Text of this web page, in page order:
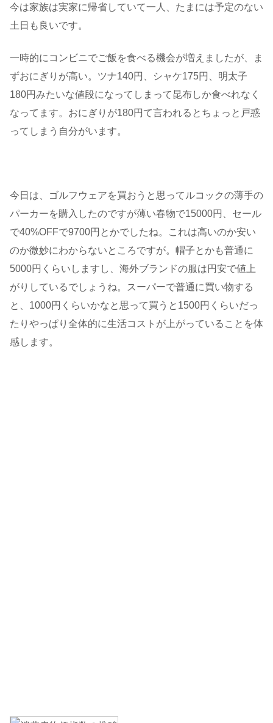
今は家族は実家に帰省していて一人、たまには予定のない
土日も良いです。
一時的にコンビニでご飯を食べる機会が増えましたが、ま
ずおにぎりが高い。ツナ140円、シャケ175円、明太子
180円みたいな値段になってしまって昆布しか食べれなく
なってます。おにぎりが180円て言われるとちょっと戸惑
ってしまう自分がいます。
今日は、ゴルフウェアを買おうと思ってルコックの薄手の
パーカーを購入したのですが薄い春物で15000円、セール
で40%OFFで9700円とかでしたね。これは高いのか安い
のか微妙にわからないところですが。帽子とかも普通に
5000円くらいしますし、海外ブランドの服は円安で値上
がりしているでしょうね。スーパーで普通に買い物する
と、1000円くらいかなと思って買うと1500円くらいだっ
たりやっぱり全体的に生活コストが上がっていることを体
感します。